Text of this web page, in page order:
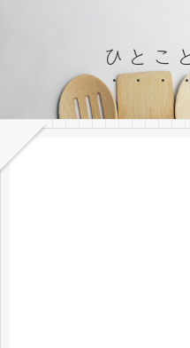
ひとこ